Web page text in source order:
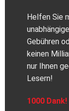
Helfen Sie
Gebühren
keinen
nur Ihnen
Lesern!
1000 Dank!